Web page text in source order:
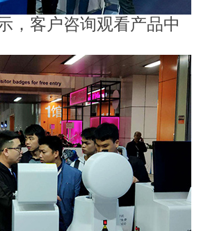
，客户咨询观看产品中